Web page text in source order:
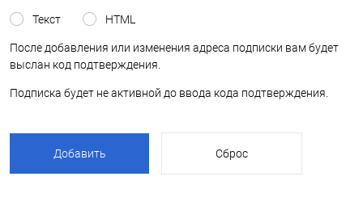
Текст HTML
После добавления или изменения адреса подписки вам будет
выслан код подтверждения.
Подписка будет не активной до ввода кода подтверждения.